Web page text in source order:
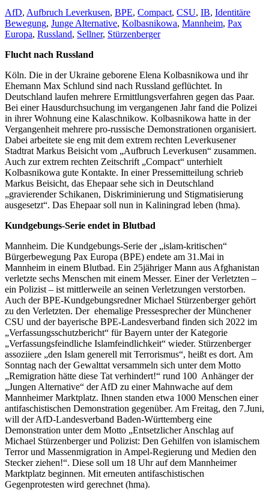
AfD, Aufbruch Leverkusen, BPE, Compact, CSU, IB, Identitäre
Bewegung, Junge Alternative, Kolbasnikowa, Mannheim, Pax
Europa, Russland, Sellner, Stürzenberger
Flucht nach Russland
Köln. Die in der Ukraine geborene Elena Kolbasnikowa und ihr
Ehemann Max Schlund sind nach Russland geflüchtet. In
Deutschland laufen mehrere Ermittlungsverfahren gegen das Paar.
Bei einer Hausdurchsuchung im vergangenen Jahr fand die Polizei
in ihrer Wohnung eine Kalaschnikow. Kolbasnikowa hatte in der
Vergangenheit mehrere pro-russische Demonstrationen organisiert.
Dabei arbeitete sie eng mit dem extrem rechten Leverkusener
Stadtrat Markus Beisicht vom „Aufbruch Leverkusen“ zusammen.
Auch zur extrem rechten Zeitschrift „Compact“ unterhielt
Kolbasnikowa gute Kontakte. In einer Pressemitteilung schrieb
Markus Beisicht, das Ehepaar sehe sich in Deutschland
„gravierender Schikanen, Diskriminierung und Stigmatisierung
ausgesetzt“. Das Ehepaar soll nun in Kaliningrad leben (hma).
Kundgebungs-Serie endet in Blutbad
Mannheim. Die Kundgebungs-Serie der „islam-kritischen“
Bürgerbewegung Pax Europa (BPE) endete am 31.Mai in
Mannheim in einem Blutbad. Ein 25jähriger Mann aus Afghanistan
verletzte sechs Menschen mit einem Messer. Einer der Verletzten –
ein Polizist – ist mittlerweile an seinen Verletzungen verstorben.
Auch der BPE-Kundgebungsredner Michael Stürzenberger gehört
zu den Verletzten. Der ehemalige Pressesprecher der Münchener
CSU und der bayerische BPE-Landesverband finden sich 2022 im
„Verfassungsschutzbericht“ für Bayern unter der Kategorie
„Verfassungsfeindliche Islamfeindlichkeit“ wieder. Stürzenberger
assoziiere „den Islam generell mit Terrorismus“, heißt es dort. Am
Sonntag nach der Gewalttat versammeln sich unter dem Motto
„Remigration hätte diese Tat verhindert!“ rund 100 Anhänger der
„Jungen Alternative“ der AfD zu einer Mahnwache auf dem
Mannheimer Marktplatz. Ihnen standen etwa 1000 Menschen einer
antifaschistischen Demonstration gegenüber. Am Freitag, den 7.Juni,
will der AfD-Landesverband Baden-Württemberg eine
Demonstration unter dem Motto „Entsetzlicher Anschlag auf
Michael Stürzenberger und Polizist: Den Gehilfen von islamischem
Terror und Massenmigration in Ampel-Regierung und Medien den
Stecker ziehen!“. Diese soll um 18 Uhr auf dem Mannheimer
Marktplatz beginnen. Mit erneuten antifaschistischen
Gegenprotesten wird gerechnet (hma).